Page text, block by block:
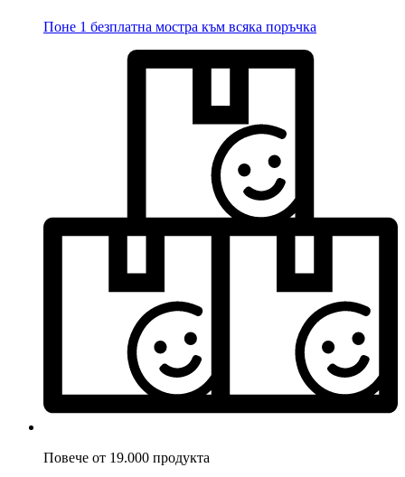
Поне 1 безплатна мостра към всяка поръчка
Повече от 19.000 продукта